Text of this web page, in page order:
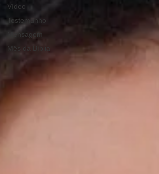
Vídeo
Testemunho
Mensagem
Mês da Bíblia